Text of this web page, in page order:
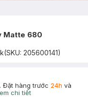
Matte 680
(SKU: 205600141)
Đặt hàng trước 24h và
chi tiết